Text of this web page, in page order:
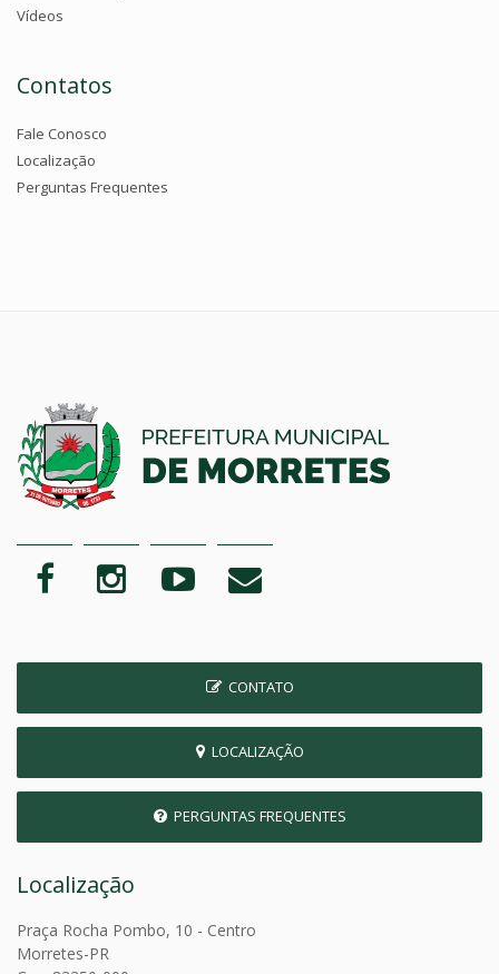
Vídeos
Contatos
Fale Conosco
Localização
Perguntas Frequentes
CONTATO
LOCALIZAÇÃO
PERGUNTAS FREQUENTES
Localização
Praça Rocha Pombo, 10 - Centro
Morretes-PR